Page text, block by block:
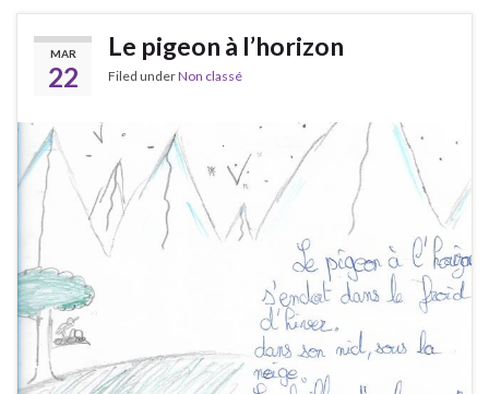
MAR
22
Le pigeon à l’horizon
Filed underNon classé